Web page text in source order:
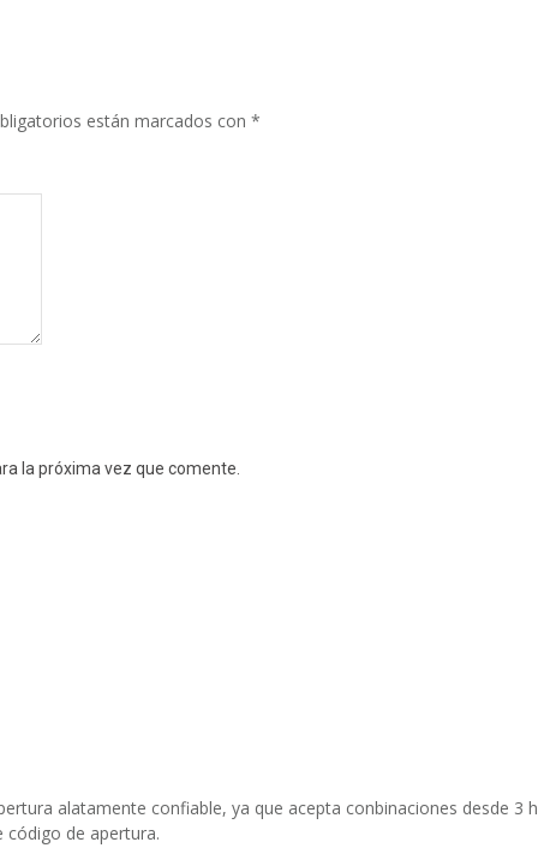
están marcados con *
la próxima vez que comente.
alatamente confiable, ya que acepta conbinaciones desde
código de apertura.